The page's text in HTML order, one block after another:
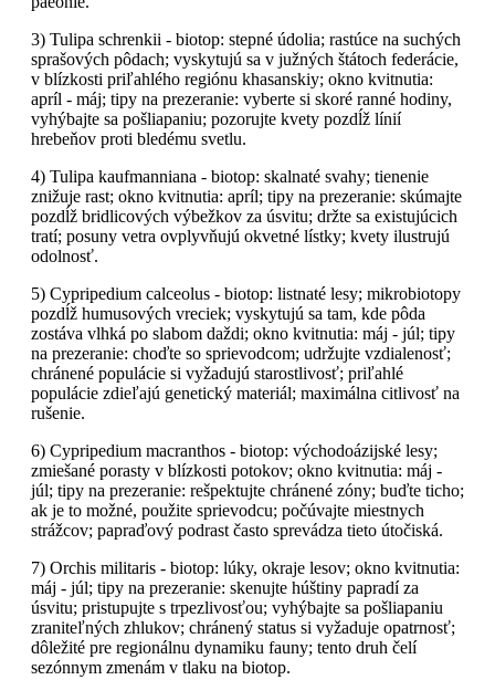
3) Tulipa schrenkii - biotop: stepné údolia; rastúce na suchých
sprašových pôdach; vyskytujú sa v južných štátoch federácie,
v blízkosti priľahlého regiónu khasanskiy; okno kvitnutia:
apríl - máj; tipy na prezeranie: vyberte si skoré ranné hodiny,
vyhýbajte sa pošliapaniu; pozorujte kvety pozdĺž línií
hrebeňov proti bledému svetlu.
4) Tulipa kaufmanniana - biotop: skalnaté svahy; tienenie
znižuje rast; okno kvitnutia: apríl; tipy na prezeranie: skúmajte
pozdĺž bridlicových výbežkov za úsvitu; držte sa existujúcich
tratí; posuny vetra ovplyvňujú okvetné lístky; kvety ilustrujú
odolnosť.
5) Cypripedium calceolus - biotop: listnaté lesy; mikrobiotopy
pozdĺž humusových vreciek; vyskytujú sa tam, kde pôda
zostáva vlhká po slabom daždi; okno kvitnutia: máj - júl; tipy
na prezeranie: choďte so sprievodcom; udržujte vzdialenosť;
chránené populácie si vyžadujú starostlivosť; priľahlé
populácie zdieľajú genetický materiál; maximálna citlivosť na
rušenie.
6) Cypripedium macranthos - biotop: východoázijské lesy;
zmiešané porasty v blízkosti potokov; okno kvitnutia: máj -
júl; tipy na prezeranie: rešpektujte chránené zóny; buďte ticho;
ak je to možné, použite sprievodcu; počúvajte miestnych
strážcov; papraďový podrast často sprevádza tieto útočiská.
7) Orchis militaris - biotop: lúky, okraje lesov; okno kvitnutia:
máj - júl; tipy na prezeranie: skenujte húštiny papradí za
úsvitu; pristupujte s trpezlivosťou; vyhýbajte sa pošliapaniu
zraniteľných zhlukov; chránený status si vyžaduje opatrnosť;
dôležité pre regionálnu dynamiku fauny; tento druh čelí
sezónnym zmenám v tlaku na biotop.